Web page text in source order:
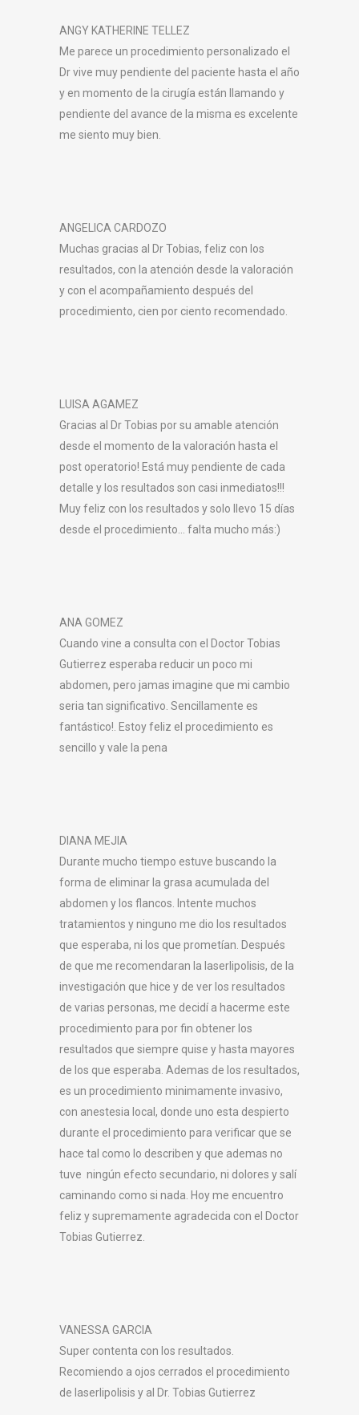
ANGY KATHERINE TELLEZ
Me parece un procedimiento personalizado el
Dr vive muy pendiente del paciente hasta el año
y en momento de la cirugía están llamando y
pendiente del avance de la misma es excelente
me siento muy bien.
ANGELICA CARDOZO
Muchas gracias al Dr Tobias, feliz con los
resultados, con la atención desde la valoración
y con el acompañamiento después del
procedimiento, cien por ciento recomendado.
LUISA AGAMEZ
Gracias al Dr Tobias por su amable atención
desde el momento de la valoración hasta el
post operatorio! Está muy pendiente de cada
detalle y los resultados son casi inmediatos!!!
Muy feliz con los resultados y solo llevo 15 días
desde el procedimiento… falta mucho más:)
ANA GOMEZ
Cuando vine a consulta con el Doctor Tobias
Gutierrez esperaba reducir un poco mi
abdomen, pero jamas imagine que mi cambio
seria tan significativo. Sencillamente es
fantástico!. Estoy feliz el procedimiento es
sencillo y vale la pena
DIANA MEJIA
Durante mucho tiempo estuve buscando la
forma de eliminar la grasa acumulada del
abdomen y los flancos. Intente muchos
tratamientos y ninguno me dio los resultados
que esperaba, ni los que prometían. Después
de que me recomendaran la laserlipolisis, de la
investigación que hice y de ver los resultados
de varias personas, me decidí a hacerme este
procedimiento para por fin obtener los
resultados que siempre quise y hasta mayores
de los que esperaba. Ademas de los resultados,
es un procedimiento minimamente invasivo,
con anestesia local, donde uno esta despierto
durante el procedimiento para verificar que se
hace tal como lo describen y que ademas no
tuve ningún efecto secundario, ni dolores y salí
caminando como si nada. Hoy me encuentro
feliz y supremamente agradecida con el Doctor
Tobias Gutierrez.
VANESSA GARCIA
Super contenta con los resultados.
Recomiendo a ojos cerrados el procedimiento
de laserlipolisis y al Dr. Tobias Gutierrez